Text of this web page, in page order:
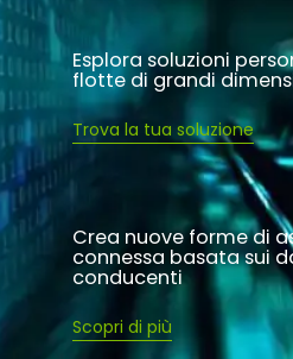
Esplora soluzioni
flotte di grandi
Trova la tua soluzione
Crea nuove forme di
connessa basata sui
conducenti
Scopri di più